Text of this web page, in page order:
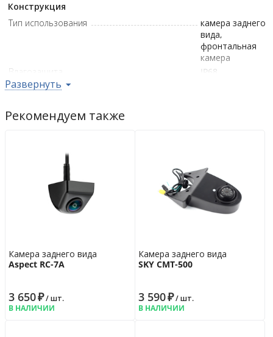
Конструкция
Тип использования
камера заднего
вида,
фронтальная
камера
Влагозащита
IP68
Цвет корпуса
Видеостандарт
Рабочая температура
Гарантийная политика
14 дн.
6 мес.
Развернуть
Рекомендуем также
Камера заднего вида
Aspect RC-7A
3 650₽/ шт.
В НАЛИЧИИ
Камера заднего вида
SKY CMT-500
3 590₽/ шт.
В НАЛИЧИИ